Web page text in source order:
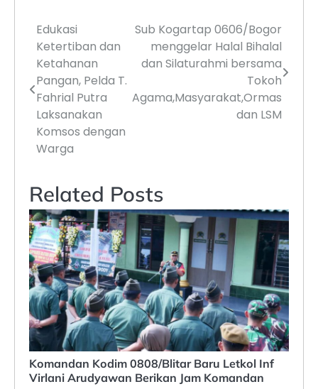
Navigasi
pos
Edukasi
Ketertiban dan
Ketahanan
Pangan, Pelda T.
Fahrial Putra
Laksanakan
Komsos dengan
Warga
Sub Kogartap 0606/Bogor
menggelar Halal Bihalal
dan Silaturahmi bersama
Tokoh
Agama,Masyarakat,Ormas
dan LSM
Related Posts
Komandan Kodim 0808/Blitar Baru Letkol Inf
Virlani Arudyawan Berikan Jam Komandan